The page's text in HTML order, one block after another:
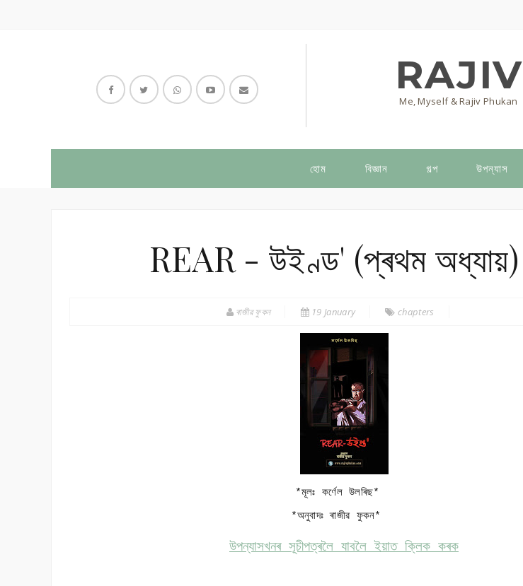
RAJIV
Me, Myself & Rajiv Phukan
হোম বিজ্ঞান গল্প উপন্যাস
REAR - উইণ্ড' (প্ৰথম অধ্যায়)
ৰাজীৱ ফুকন 19 January chapters
*মূলঃ কৰ্ণেল উলৰিছ*
*অনুবাদঃ ৰাজীৱ ফুকন*
উপন্যাসখনৰ সূচীপত্ৰলৈ যাবলৈ ইয়াত ক্লিক কৰক